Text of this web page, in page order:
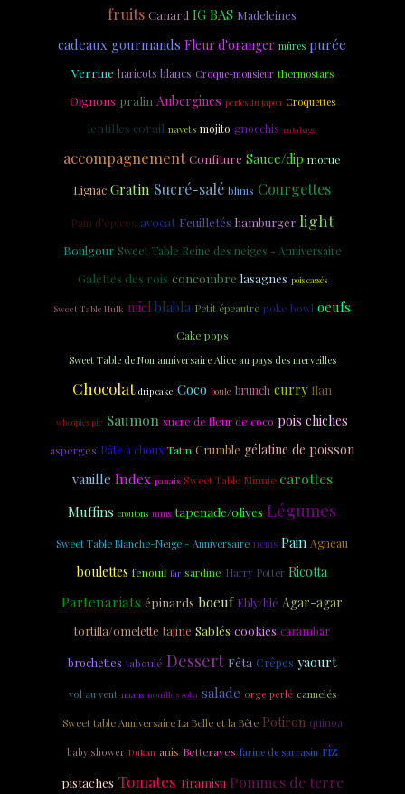
fruits Canard IG BAS Madeleines
cadeaux gourmands Fleur d'oranger mûres purée
Verrine haricots blancs Croque-monsieur thermostars
Oignons pralin Aubergines perles du japon Croquettes
lentilles corail navets mojito gnocchis rutabaga
accompagnement Confiture Sauce/dip morue
Lignac Gratin Sucré-salé blinis Courgettes
Pain d'épices avocat Feuilletés hamburger light
Boulgour Sweet Table Reine des neiges - Anniversaire
Galettes des rois concombre lasagnes pois cassés
Sweet Table Hulk miel blabla Petit épeautre poke bowl oeufs
Cake pops
Sweet Table de Non anniversaire Alice au pays des merveilles
Chocolat drip cake Coco boule brunch curry flan
whoopies pie Saumon sucre de fleur de coco pois chiches
asperges Pâte à choux Tatin Crumble gélatine de poisson
vanille Index panais Sweet Table Minnie carottes
Muffins croutons mms tapenade/olives Légumes
Sweet Table Blanche-Neige - Anniversaire nems Pain Agneau
boulettes fenouil far sardine Harry Potter Ricotta
Partenariats épinards boeuf Ebly/blé Agar-agar
tortilla/omelette tajine Sablés cookies carambar
brochettes taboulé Dessert Fêta Crêpes yaourt
vol au vent naans nouilles soba salade orge perlé cannelés
Sweet table Anniversaire La Belle et la Bête Potiron quinoa
baby shower Dukan anis Betteraves farine de sarrasin riz
pistaches Tomates Tiramisu Pommes de terre